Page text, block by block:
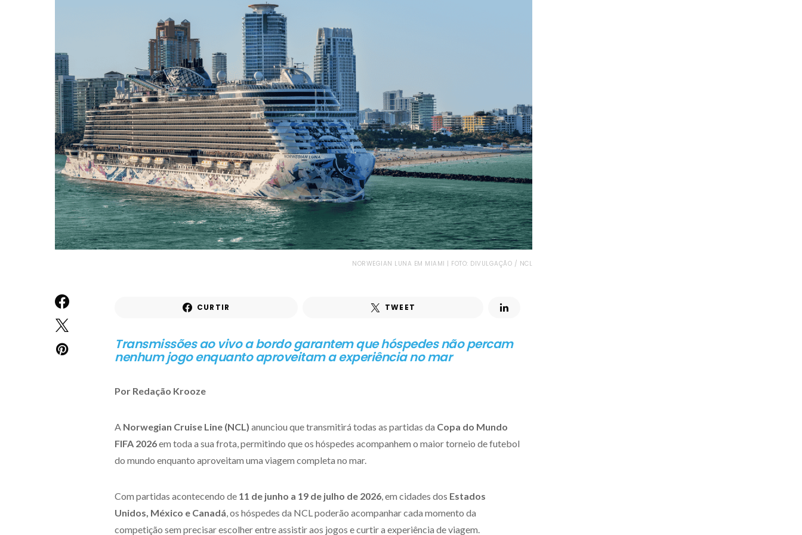
NORWEGIAN LUNA EM MIAMI | FOTO: DIVULGAÇÃO / NCL
CURTIR TWEET
Transmissões ao vivo a bordo garantem que hóspedes não percam
nenhum jogo enquanto aproveitam a experiência no mar
Por Redação Krooze
A Norwegian Cruise Line (NCL) anunciou que transmitirá todas as partidas da Copa do Mundo
FIFA 2026em toda a sua frota, permitindo que os hóspedes acompanhem o maior torneio de futebol
do mundo enquanto aproveitam uma viagem completa no mar.
Com partidas acontecendo de 11 de junho a 19 de julho de 2026, em cidades dos Estados
Unidos, México e Canadá, os hóspedes da NCL poderão acompanhar cada momento da
competição sem precisar escolher entre assistir aos jogos e curtir a experiência de viagem.